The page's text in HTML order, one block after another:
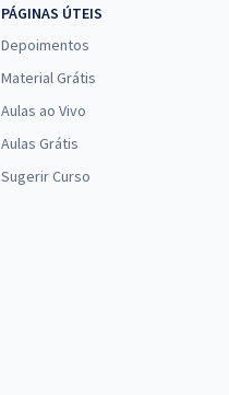
PÁGINAS ÚTEIS
Depoimentos
Material Grátis
Aulas ao Vivo
Aulas Grátis
Sugerir Curso